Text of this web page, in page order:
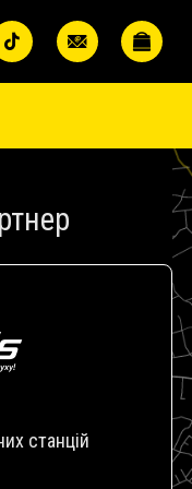
станцій